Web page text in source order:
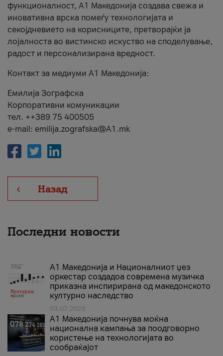
функционалност, А1 Македонија создава свежа и
иновативна врска помеѓу технологијата и
секојдневието на корисниците, претворајќи ја
лојалноста во вистинско искуство на споделување,
радост и персонализирана вредност.
Контакт за медиуми А1 Македонија:
Емилија Зографска
Корпоративни комуникации
тел. ++389 75 400505
e-mail: emilija.zografska@A1.mk
Назад
Последни новости
А1 Македонија и Националниот џез
оркестар создадоа современа музичка
приказна инспирирана од македонското
културно наследство
03.07.2026
A1 Македонија почнува моќна
национална кампања за поодговорно
користење на технологијата во
сообраќајот